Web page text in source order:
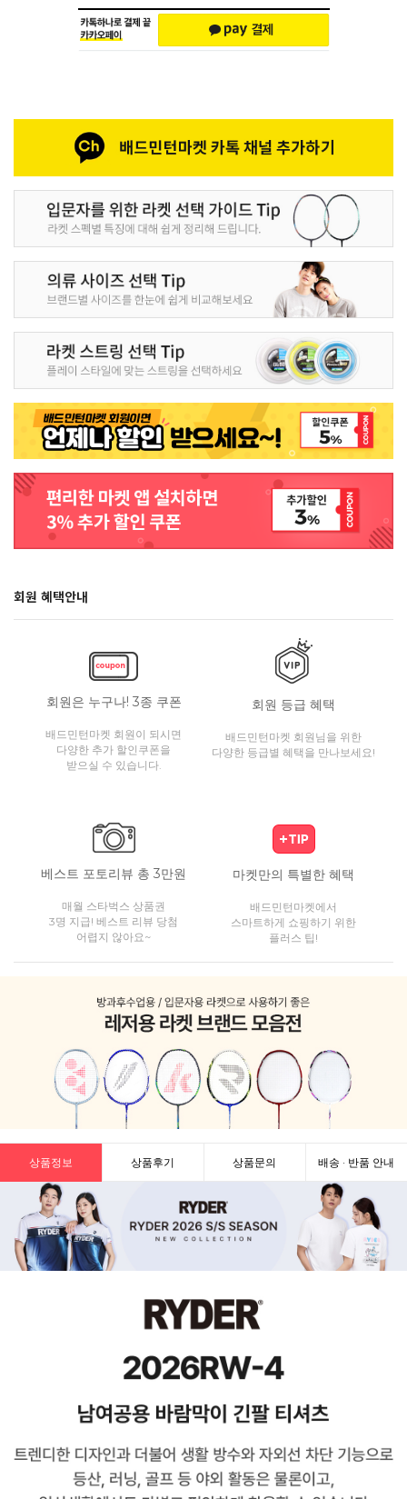
회원 혜택안내
회원은 누구나! 3종 쿠폰
배드민턴마켓 회원이 되시면
다양한 추가 할인쿠폰을
받으실 수 있습니다.
회원 등급 혜택
배드민턴마켓 회원님을 위한
다양한 등급별 혜택을 만나보세요!
베스트 포토리뷰 총 3만원
매월 스타벅스 상품권
3명 지급! 베스트 리뷰 당첨
어렵지 않아요~
마켓만의 특별한 혜택
배드민턴마켓에서
스마트하게 쇼핑하기 위한
플러스 팁!
상품정보 상품후기 상품문의 배송 · 반품 안내